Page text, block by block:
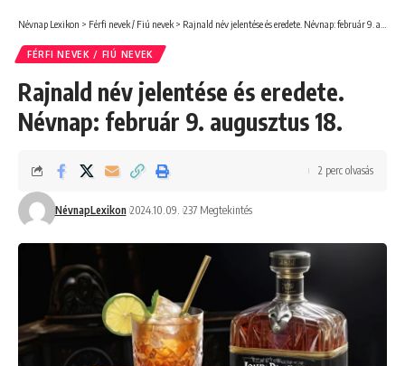
Névnap Lexikon > Férfi nevek / Fiú nevek > Rajnald név jelentése és eredete. Névnap: február 9. augusztus 18.
FÉRFI NEVEK / FIÚ NEVEK
Rajnald név jelentése és eredete.
Névnap: február 9. augusztus 18.
NévnapLexikon 2024.10.09. 237 Megtekintés
2 perc olvasás